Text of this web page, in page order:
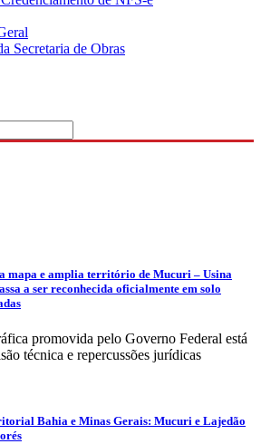
Secretaria de Obras
mapa e amplia território de Mucuri – Usina
a ser reconhecida oficialmente em solo
promovida pelo Governo Federal está
técnica e repercussões jurídicas
Bahia e Minas Gerais: Mucuri e Lajedão